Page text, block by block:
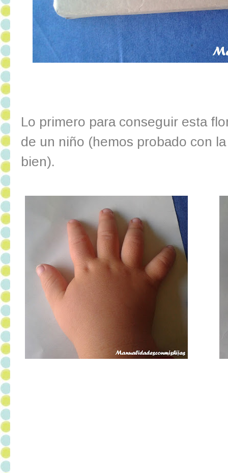
Lo primero para conseguir esta
de un niño (hemos probado con
bien).